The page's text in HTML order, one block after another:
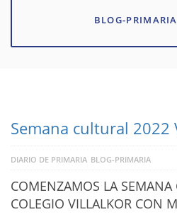
BLOG-
Semana cultural 2022
DIARIO DE PRIMARIA BLOG-PRIMARIA
COMENZAMOS LA SEMANA
COLEGIO VILLALKOR CON